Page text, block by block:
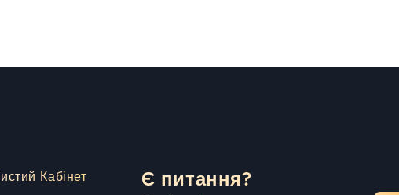
Кабінет
Є питання?